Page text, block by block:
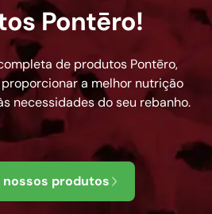
Pontēro!
de produtos Pontēro,
a melhor nutrição
necessidades do seu rebanho.
produtos